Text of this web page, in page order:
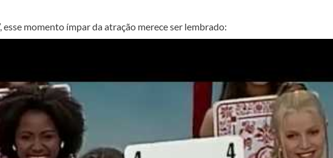
esse momento ímpar da atração merece ser lembrado: